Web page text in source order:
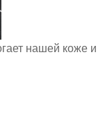
нашей коже и